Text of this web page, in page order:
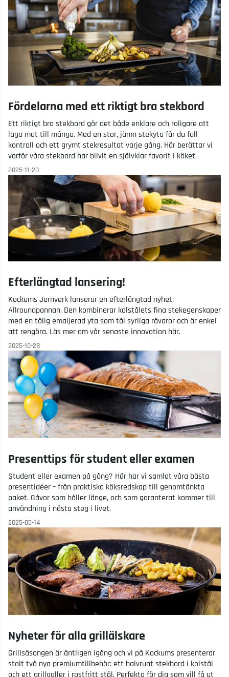
Fördelarna med ett riktigt bra stekbord
Ett riktigt bra stekbord gör det både enklare och roligare att
laga mat till många. Med en stor, jämn stekyta får du full
kontroll och ett grymt stekresultat varje gång. Här berättar vi
varför våra stekbord har blivit en självklar favorit i köket.
2025-11-20
Efterlängtad lansering!
Kockums Jernverk lanserar en efterlängtad nyhet:
Allroundpannan. Den kombinerar kolstålets fina stekegenskaper
med en tålig emaljerad yta som tål syrliga råvaror och är enkel
att rengöra. Läs mer om vår senaste innovation här.
2025-10-28
Presenttips för student eller examen
Student eller examen på gång? Här har vi samlat våra bästa
presentidéer – från praktiska köksredskap till genomtänkta
paket. Gåvor som håller länge, och som garanterat kommer till
användning i nästa steg i livet.
2025-05-14
Nyheter för alla grillälskare
Grillsäsongen är äntligen igång och vi på Kockums presenterar
stolt två nya premiumtillbehör: ett halvrunt stekbord i kolstål
och ett grillgaller i rostfritt stål. Perfekta för dig som vill få ut